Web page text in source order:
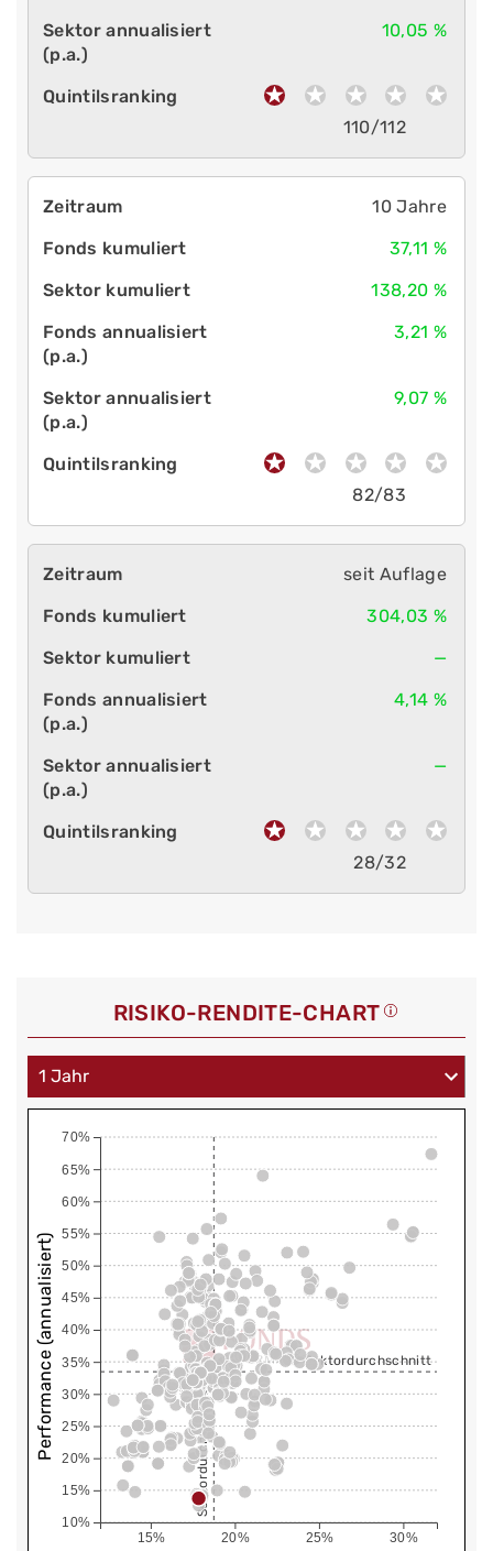
10,05 %
110/112
10 Jahre
37,11 %
138,20 %
3,21 %
9,07 %
82/83
seit Auflage
304,03 %
—
4,14 %
—
28/32
RISIKO-RENDITE-CHART
15% 20% 25% 30%
10%
15%
20%
25%
30%
35%
40%
45%
50%
55%
60%
65%
70%
Sektordurchschnitt
Sektordurchschnitt
Performance (annualisiert)